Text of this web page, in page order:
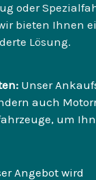
oder
bieten Ihnen
Lösung.
Unser
auch
um
Angebot wird